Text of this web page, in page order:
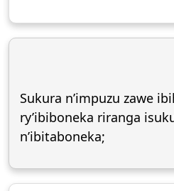
Sukura n’impuzu zawe
ry’ibiboneka riranga
n’ibitaboneka;